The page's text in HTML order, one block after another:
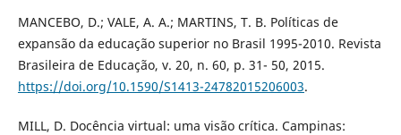
MANCEBO, D.; VALE, A. A.; MARTINS, T. B. Políticas de
expansão da educação superior no Brasil 1995-2010. Revista
Brasileira de Educação, v. 20, n. 60, p. 31- 50, 2015.
https://doi.org/10.1590/S1413-24782015206003.
MILL, D. Docência virtual: uma visão crítica. Campinas: